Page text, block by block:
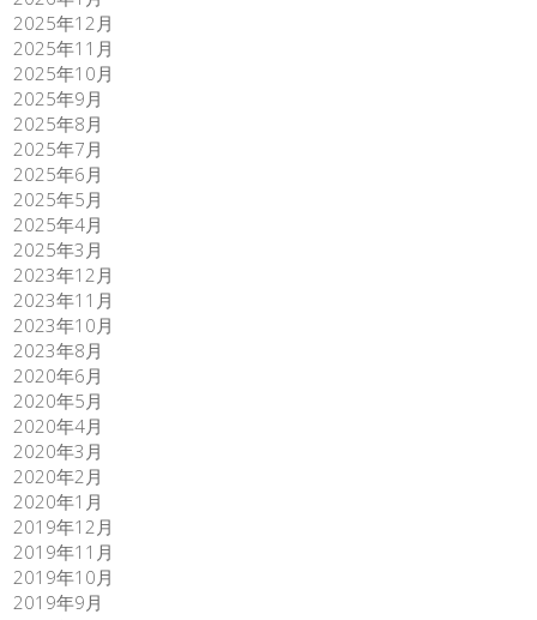
2025年12月
2025年11月
2025年10月
2025年9月
2025年8月
2025年7月
2025年6月
2025年5月
2025年4月
2025年3月
2023年12月
2023年11月
2023年10月
2023年8月
2020年6月
2020年5月
2020年4月
2020年3月
2020年2月
2020年1月
2019年12月
2019年11月
2019年10月
2019年9月